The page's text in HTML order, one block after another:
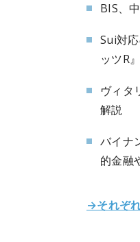
BIS、
Sui対
ッツR
ヴィタ
解説
バイナ
的金融
→それぞ